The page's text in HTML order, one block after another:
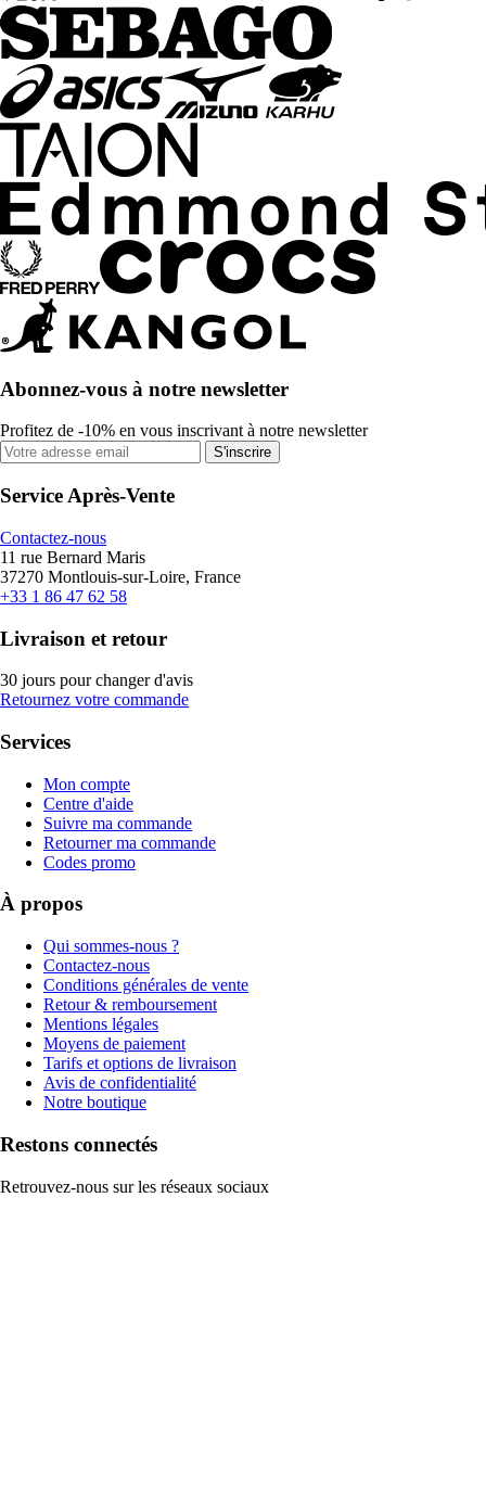
Abonnez-vous à notre newsletter
Profitez de -10% en vous inscrivant à notre newsletter
S'inscrire
Service Après-Vente
Contactez-nous
11 rue Bernard Maris
37270 Montlouis-sur-Loire, France
+33 1 86 47 62 58
Livraison et retour
30 jours pour changer d'avis
Retournez votre commande
Services
Mon compte
Centre d'aide
Suivre ma commande
Retourner ma commande
Codes promo
À propos
Qui sommes-nous ?
Contactez-nous
Conditions générales de vente
Retour & remboursement
Mentions légales
Moyens de paiement
Tarifs et options de livraison
Avis de confidentialité
Notre boutique
Restons connectés
Retrouvez-nous sur les réseaux sociaux